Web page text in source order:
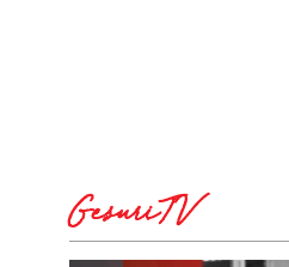
GesuriTV